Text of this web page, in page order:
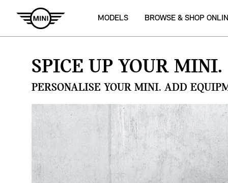
MODELS BROWSE & SHOP
SPICE UP YOUR MINI.
PERSONALISE YOUR MINI. ADD